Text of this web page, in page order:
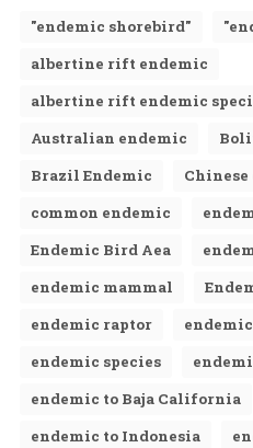
"endemic shorebird"
albertine rift endemic
albertine rift endemic
Australian endemic
Brazil Endemic
common endemic
Endemic Bird Aea
endemic mammal
endemic raptor
endemic species
endemic to Baja California
endemic to Indonesia